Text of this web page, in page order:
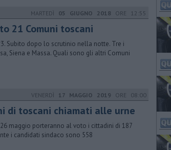
MARTEDÌ 05 GIUGNO 2018 ORE 12:55
21 Comuni toscani
Subito dopo lo scrutinio nella notte. Tre i
Siena e Massa. Quali sono gli altri Comuni
VENERDÌ 17 MAGGIO 2019 ORE 08:00
di toscani chiamati alle urne
maggio porteranno al voto i cittadini di 187
i candidati sindaco sono 558